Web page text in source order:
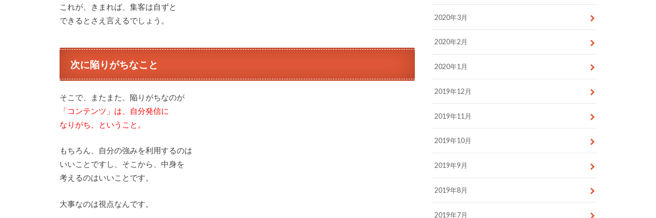
これが、きまれば、集客は自ずと
できるとさえ言えるでしょう。
次に陥りがちなこと
そこで、またまた、陥りがちなのが
「コンテンツ」は、自分発信に
なりがち、ということ。
もちろん、自分の強みを利用するのは
いいことですし、そこから、中身を
考えるのはいいことです。
大事なのは視点なんです。
2020年3月
2020年2月
2020年1月
2019年12月
2019年11月
2019年10月
2019年9月
2019年8月
2019年7月